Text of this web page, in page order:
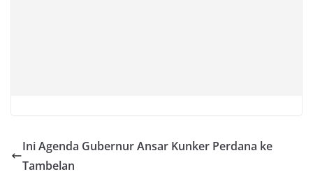
Ini Agenda Gubernur Ansar Kunker Perdana ke
Tambelan